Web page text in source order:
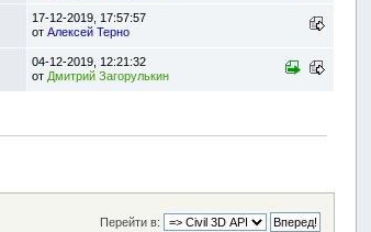
17-12-2019, 17:57:57
отАлексей Терно
04-12-2019, 12:21:32
от Дмитрий Загорулькин
Перейти в: